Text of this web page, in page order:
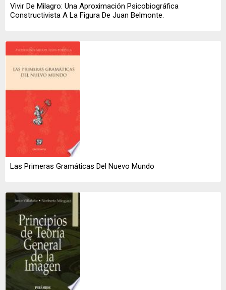
Vivir De Milagro: Una Aproximación Psicobiográfica
Constructivista A La Figura De Juan Belmonte.
Las Primeras Gramáticas Del Nuevo Mundo